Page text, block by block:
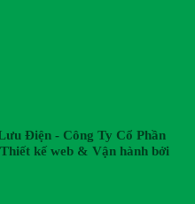
Điện - Công Ty Cổ Phần
kế web & Vận hành bởi